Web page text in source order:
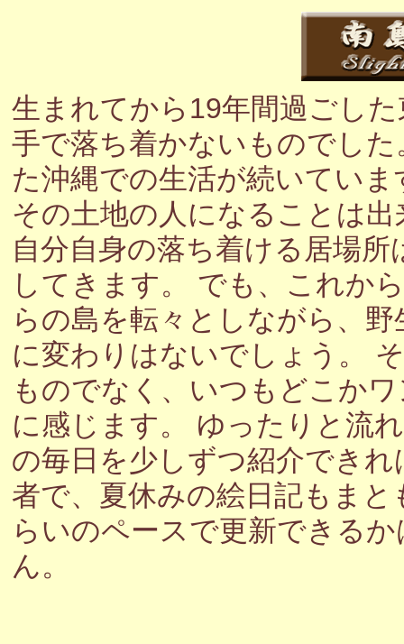
生まれてから19年間過ごし
手で落ち着かないものでし
た沖縄での生活が続いてい
その土地の人になることは
自分自身の落ち着ける居場
してきます。 でも、これか
らの島を転々としながら、
に変わりはないでしょう。
ものでなく、いつもどこか
に感じます。 ゆったりと流
の毎日を少しずつ紹介でき
者で、夏休みの絵日記もま
らいのペースで更新できる
ん。